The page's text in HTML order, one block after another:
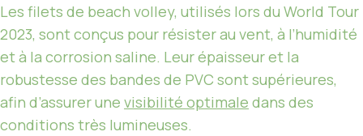
Les filets de beach volley, utilisés lors du World Tour
2023, sont conçus pour résister au vent, à l’humidité
et à la corrosion saline. Leur épaisseur et la
robustesse des bandes de PVC sont supérieures,
afin d’assurer une visibilité optimale dans des
conditions très lumineuses.